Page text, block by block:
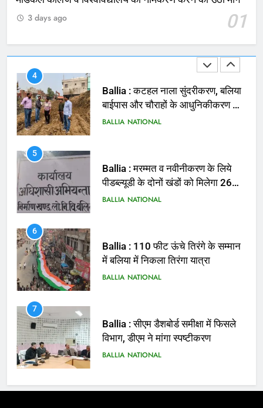
01
3 days ago
4
5
Ballia : मरम्मत व नवीनीकरण के लिये
पीडब्ल्यूडी के दोनों खंडों को मिलेगा 26
Ballia : 110 फीट ऊंचे तिरंगे के सम्मान
में बलिया में निकला तिरंगा यात्रा
7
Ballia : सीएम डैशबोर्ड समीक्षा में फिसले
विभाग, डीएम ने मांगा स्पष्टीकरण
8
Ballia : दिल्ली ब्लास्ट के बाद बलिया में
हाई अलर्ट, एसपी ओमवीर सिंह ने पुलिस बल
गश्त